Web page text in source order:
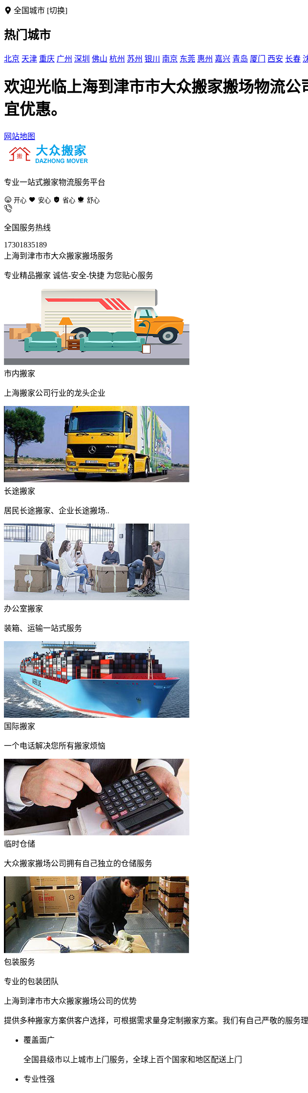
全国城市 [切换]
热门城市
北京 天津 重庆 广州 深圳 佛山 杭州 苏州 银川 南京 东莞 惠州 嘉兴 青岛 厦门 西安 长春
欢迎光临上海到津市市大众搬家搬场物流
宜优惠。
网站地图
专业一站式搬家物流服务平台
开心 安心 省心 舒心
全国服务热线
17301835189
上海到津市市大众搬家搬场服务
专业精品搬家 诚信-安全-快捷 为您贴心服务
市内搬家
上海搬家公司行业的龙头企业
长途搬家
居民长途搬家、企业长途搬场..
办公室搬家
装箱、运输一站式服务
国际搬家
一个电话解决您所有搬家烦恼
临时仓储
大众搬家搬场公司拥有自己独立的仓储服务
包装服务
专业的包装团队
上海到津市市大众搬家搬场公司的优势
提供多种搬家方案供客户选择，可根据需求量身定制搬家方案。我们有自己严敬的服务
覆盖面广
全国县级市以上城市上门服务，全球上百个国家和地区配送上门
专业性强